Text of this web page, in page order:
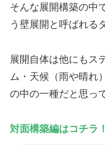
そんな展開構築の中
う壁展開と呼ばれる
展開自体は他にもス
ム・天候（雨や晴れ
の中の一種だと思っ
対面構築編はコチラ！